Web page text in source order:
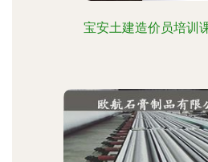
宝安土建造价员培训